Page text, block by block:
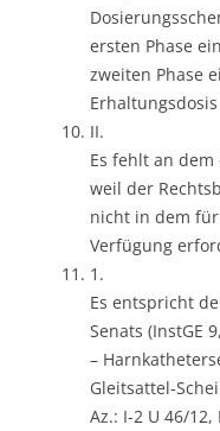
ersten Phase
zweiten Phase
II.
Es fehlt an
weil der
nicht in dem
Verfügung
1.
Es entspricht
Senats (InstGE
–
Gleitsattel-
Az.: I-2 U 46/12,